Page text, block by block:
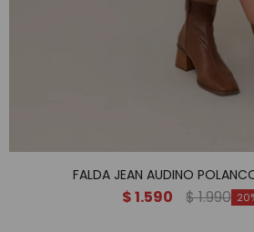
FALDA JEAN AUDINO
$1.590 $1.990 20